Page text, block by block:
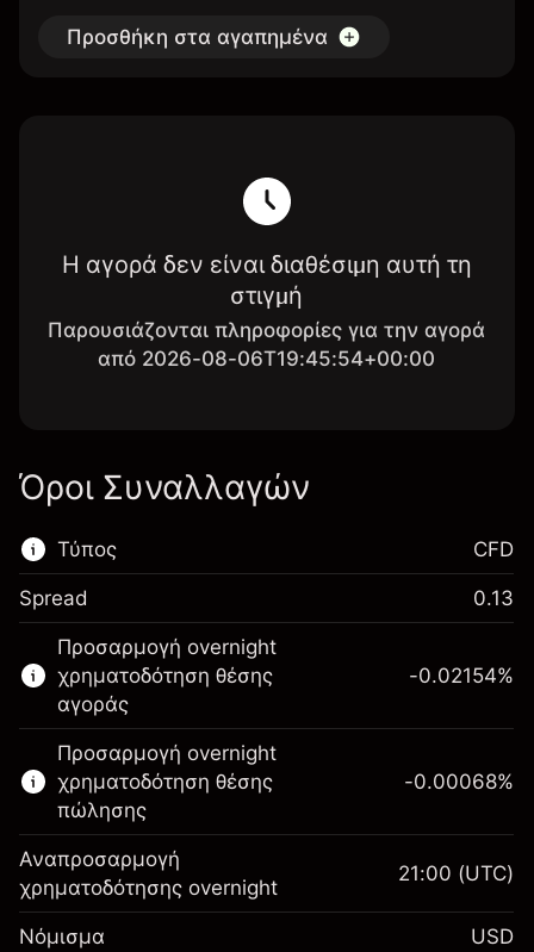
Προσθήκη στα αγαπημένα
Η αγορά δεν είναι διαθέσιμη αυτή τη
στιγμή
Παρουσιάζονται πληροφορίες για την αγορά
από 2026-08-06T19:45:54+00:00
Όροι Συναλλαγών
Τύπος
Αυτή η χρηματοπιστωτική αγορά είναι
διαθέσιμη για διαπραγμάτευση CFD.
Μάθετε περισσότερα σχετικά με:
CFDs
CFD
Spread 0.13
Προσαρμογή overnight
χρηματοδότηση θέσης
αγοράς
Περιθώριο. Η επένδυσή
σας
$1,000.00
-0.02154%
Προσαρμογή overnight
χρηματοδότηση θέσης
πώλησης
-0.00068%
Αναπροσαρμογή
χρηματοδότησης overnight
21:00 (UTC)
Νόμισμα USD